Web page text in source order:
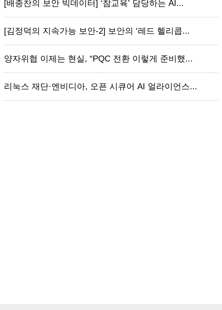
[배종찬의 보안 빅데이터] ‘참교육’ 담당하는 AI...
[김정덕의 지속가능 보안-2] 보안의 ‘레드 헬리콥...
양자위협 이제는 현실, “PQC 전환 이렇게 준비했...
리눅스 재단·엔비디아, 오픈 시큐어 AI 얼라이언스...